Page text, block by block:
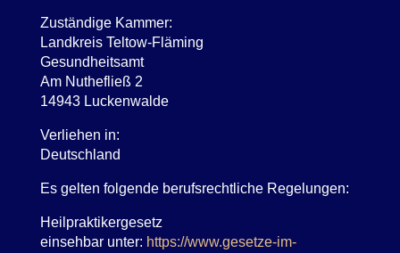
Zuständige Kammer:
Landkreis Teltow-Fläming
Gesundheitsamt
Am Nuthefließ 2
14943 Luckenwalde
Verliehen in:
Deutschland
Es gelten folgende berufsrechtliche Regelungen:
Heilpraktikergesetz
einsehbar unter: https://www.gesetze-im-